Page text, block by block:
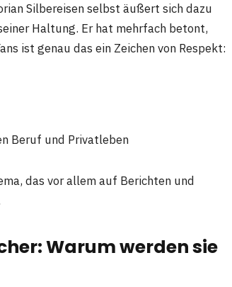
Silbereisen selbst äußert sich dazu
Haltung. Er hat mehrfach betont,
ist genau das ein Zeichen von Respekt:
Beruf und Privatleben
das vor allem auf Berichten und
Warum werden sie